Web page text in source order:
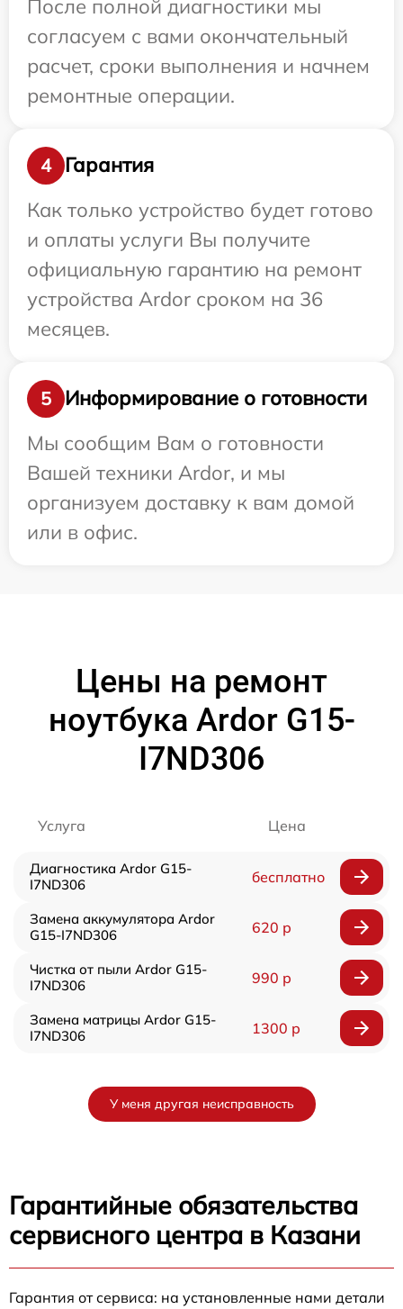
После полной диагностики мы
согласуем с вами окончательный
расчет, сроки выполнения и начнем
ремонтные операции.
4
Гарантия
Как только устройство будет готово
и оплаты услуги Вы получите
официальную гарантию на ремонт
устройства Ardor сроком на 36
месяцев.
5
Информирование о готовности
Мы сообщим Вам о готовности
Вашей техники Ardor, и мы
организуем доставку к вам домой
или в офис.
Цены на ремонт
ноутбука Ardor G15-
I7ND306
Услуга Цена
Диагностика Ardor G15-
I7ND306
бесплатно
Замена аккумулятора Ardor
G15-I7ND306
620 р
Чистка от пыли Ardor G15-
I7ND306
990 р
Замена матрицы Ardor G15-
I7ND306
1300 р
У меня другая неисправность
Гарантийные обязательства
сервисного центра в Казани
Гарантия от сервиса: на установленные нами детали